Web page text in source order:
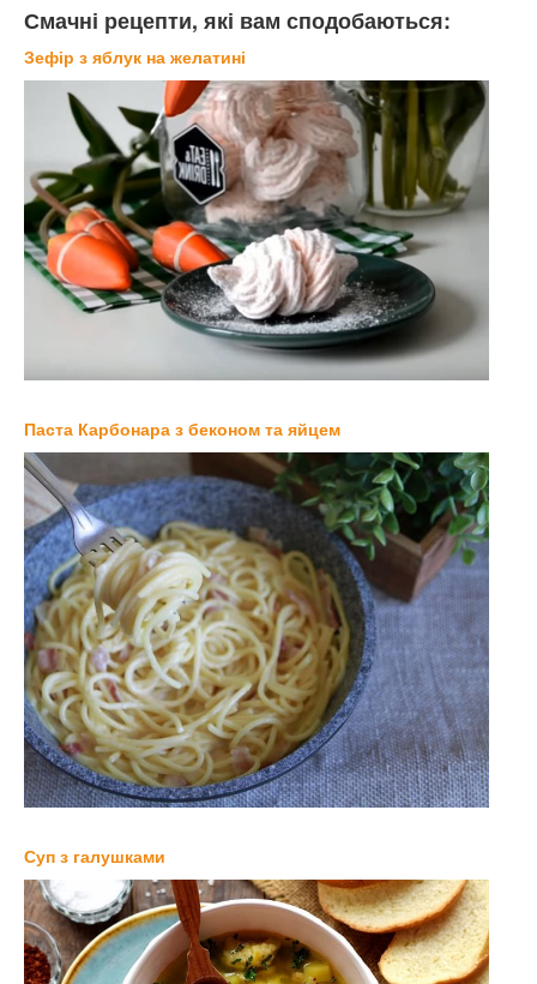
Смачні рецепти, які вам сподобаються:
Зефір з яблук на желатині
Паста Карбонара з беконом та яйцем
Суп з галушками